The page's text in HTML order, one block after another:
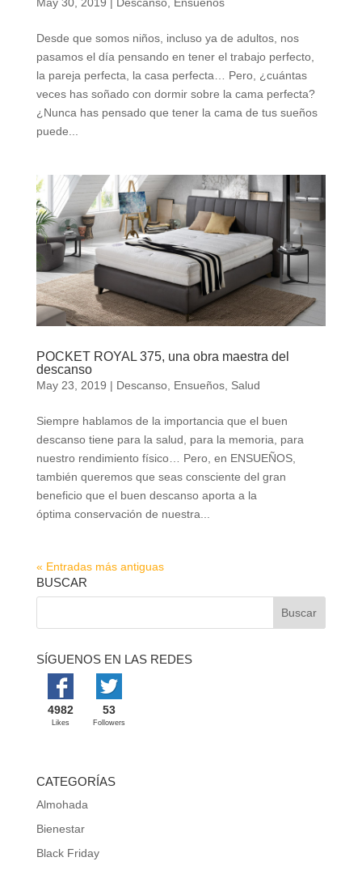
Desde que somos niños, incluso ya de adultos, nos
pasamos el día pensando en tener el trabajo perfecto,
la pareja perfecta, la casa perfecta… Pero, ¿cuántas
veces has soñado con dormir sobre la cama perfecta?
¿Nunca has pensado que tener la cama de tus sueños
puede...
POCKET ROYAL 375, una obra maestra del
descanso
May 23, 2019 | Descanso, Ensueños, Salud
Siempre hablamos de la importancia que el buen
descanso tiene para la salud, para la memoria, para
nuestro rendimiento físico… Pero, en ENSUEÑOS,
también queremos que seas consciente del gran
beneficio que el buen descanso aporta a la
óptima conservación de nuestra...
« Entradas más antiguas
BUSCAR
SÍGUENOS EN LAS REDES
4982
Likes
53
Followers
CATEGORÍAS
Almohada
Bienestar
Black Friday